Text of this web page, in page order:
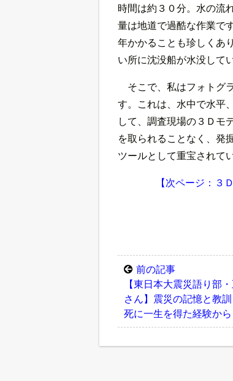
時間は約３０分。水の流
量は地道で過酷な作業で
年かかることも珍しくあ
い所に沈没船が水没して
そこで、私はフォトグ
す。これは、水中で水平
して、調査現場の３Ｄモ
を取られることなく、発
ツールとして重宝されて
【次ページ：
前の記事
【東日本大震災語り部
さん】震災の記憶と教
死に一生を得た経験から